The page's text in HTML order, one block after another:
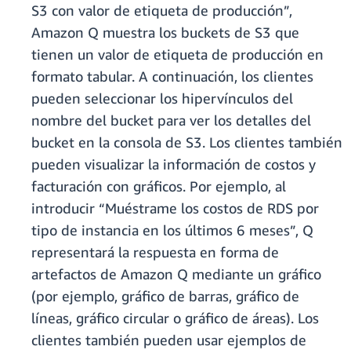
S3 con valor de etiqueta de producción”,
Amazon Q muestra los buckets de S3 que
tienen un valor de etiqueta de producción en
formato tabular. A continuación, los clientes
pueden seleccionar los hipervínculos del
nombre del bucket para ver los detalles del
bucket en la consola de S3. Los clientes también
pueden visualizar la información de costos y
facturación con gráficos. Por ejemplo, al
introducir “Muéstrame los costos de RDS por
tipo de instancia en los últimos 6 meses”, Q
representará la respuesta en forma de
artefactos de Amazon Q mediante un gráfico
(por ejemplo, gráfico de barras, gráfico de
líneas, gráfico circular o gráfico de áreas). Los
clientes también pueden usar ejemplos de